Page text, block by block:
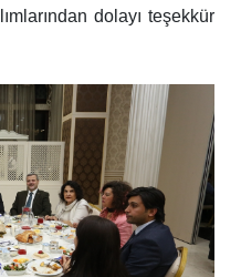
dolayı teşekkür